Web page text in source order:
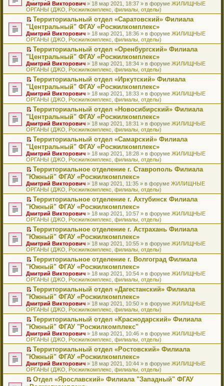
ю
б
щ
е
н
и
ю
м
у
с
о
о
б
щ
е
н
и
ю
т
а
н
н
о
м
у
с
о
о
б
щ
е
н
и
ю
п
р
о
ч
и
т
а
н
н
о
м
у
с
о
о
б
щ
е
н
и
ю
о
м
у
н
е
п
р
о
ч
и
т
а
н
н
о
м
у
с
о
о
б
щ
е
н
и
ю
к
п
е
р
в
о
м
у
н
е
п
р
о
ч
и
т
а
н
н
о
м
у
с
о
о
б
щ
е
н
и
ю
р
е
й
т
и
к
п
е
р
в
о
м
у
н
е
п
р
о
ч
и
т
а
н
н
о
м
у
с
о
о
б
щ
е
н
и
ю
Дмитрий Викторович » 18 мар 2021, 18:37 » в форуме ЖИЛИЩНЫЕ
ОРГАНЫ (ДЖО, Росжилкомплекс, филиалы, отделы)
П
е
р
е
й
т
и
к
п
е
р
в
о
м
у
н
е
п
р
о
ч
и
т
а
н
н
о
м
у
с
о
о
б
щ
е
н
и
ю
Территориальный отдел «Саратовский» Филиала
"Центральный" ФГАУ «Росжилкомплекс»
Дмитрий Викторович » 18 мар 2021, 18:36 » в форуме ЖИЛИЩНЫЕ
ОРГАНЫ (ДЖО, Росжилкомплекс, филиалы, отделы)
П
е
р
е
й
т
и
к
п
е
р
в
о
м
у
н
е
п
р
о
ч
и
т
а
н
н
о
м
у
с
о
о
б
щ
е
н
и
ю
Территориальный отдел «Оренбургский» Филиала
"Центральный" ФГАУ «Росжилкомплекс»
Дмитрий Викторович » 18 мар 2021, 18:34 » в форуме ЖИЛИЩНЫЕ
ОРГАНЫ (ДЖО, Росжилкомплекс, филиалы, отделы)
П
е
р
е
й
т
и
к
п
е
р
в
о
м
у
н
е
п
р
о
ч
и
т
а
н
н
о
м
у
с
о
о
б
щ
е
н
и
ю
Территориальный отдел «Иркутский» Филиала
"Центральный" ФГАУ «Росжилкомплекс»
Дмитрий Викторович » 18 мар 2021, 18:33 » в форуме ЖИЛИЩНЫЕ
ОРГАНЫ (ДЖО, Росжилкомплекс, филиалы, отделы)
П
е
р
е
й
т
и
к
п
е
р
в
о
м
у
н
е
п
р
о
ч
и
т
а
н
н
о
м
у
с
о
о
б
щ
е
н
и
ю
Территориальный отдел «Новосибирский» Филиала
"Центральный" ФГАУ «Росжилкомплекс»
Дмитрий Викторович » 18 мар 2021, 18:31 » в форуме ЖИЛИЩНЫЕ
ОРГАНЫ (ДЖО, Росжилкомплекс, филиалы, отделы)
П
е
р
е
й
т
и
к
п
е
р
в
о
м
у
н
е
п
р
о
ч
и
т
а
н
н
о
м
у
с
о
о
б
щ
е
н
и
ю
Территориальный отдел «Самарский» Филиала
"Центральный" ФГАУ «Росжилкомплекс»
Дмитрий Викторович » 18 мар 2021, 18:28 » в форуме ЖИЛИЩНЫЕ
ОРГАНЫ (ДЖО, Росжилкомплекс, филиалы, отделы)
П
е
р
е
й
т
и
к
п
е
р
в
о
м
у
н
е
п
р
о
ч
и
т
а
н
н
о
м
у
с
о
о
б
щ
е
н
Территориальное отделение г. Ставрополь Филиала
"Южный" ФГАУ «Росжилкомплекс»
Дмитрий Викторович » 18 мар 2021, 11:35 » в форуме ЖИЛИЩНЫЕ
ОРГАНЫ (ДЖО, Росжилкомплекс, филиалы, отделы)
П
е
р
е
й
т
и
к
п
е
р
в
о
м
у
н
е
п
р
о
ч
и
т
а
н
н
о
м
у
с
о
Территориальное отделение г. Ахтубинск Филиала
"Южный" ФГАУ «Росжилкомплекс»
Дмитрий Викторович » 18 мар 2021, 10:57 » в форуме ЖИЛИЩНЫЕ
ОРГАНЫ (ДЖО, Росжилкомплекс, филиалы, отделы)
П
е
р
е
й
т
и
к
п
е
р
в
о
м
у
н
е
п
р
о
ч
и
т
а
н
н
Территориальное отделение г. Астрахань Филиала
"Южный" ФГАУ «Росжилкомплекс»
Дмитрий Викторович » 18 мар 2021, 10:55 » в форуме ЖИЛИЩНЫЕ
ОРГАНЫ (ДЖО, Росжилкомплекс, филиалы, отделы)
П
е
р
е
й
т
и
к
п
е
р
в
о
м
у
н
е
п
р
о
ч
Территориальное отделение г. Волгоград Филиала
"Южный" ФГАУ «Росжилкомплекс»
Дмитрий Викторович » 18 мар 2021, 10:54 » в форуме ЖИЛИЩНЫЕ
ОРГАНЫ (ДЖО, Росжилкомплекс, филиалы, отделы)
П
е
р
е
й
т
и
к
п
е
р
в
о
м
у
н
Территориальный отдел «Дагестанский» Филиала
"Южный" ФГАУ «Росжилкомплекс»
Дмитрий Викторович » 18 мар 2021, 10:50 » в форуме ЖИЛИЩНЫЕ
ОРГАНЫ (ДЖО, Росжилкомплекс, филиалы, отделы)
П
е
р
е
й
т
и
к
п
е
р
Территориальный отдел «Краснодарский» Филиала
"Южный" ФГАУ "Росжилкомплекс"
Дмитрий Викторович » 18 мар 2021, 10:46 » в форуме ЖИЛИЩНЫЕ
ОРГАНЫ (ДЖО, Росжилкомплекс, филиалы, отделы)
П
е
р
е
й
т
Территориальный отдел «Ростовский» Филиала
"Южный" ФГАУ «Росжилкомплекс»
Дмитрий Викторович » 18 мар 2021, 10:44 » в форуме ЖИЛИЩНЫЕ
ОРГАНЫ (ДЖО, Росжилкомплекс, филиалы, отделы)
П
Отдел «Ярославский» Филиала "Западный" ФГАУ